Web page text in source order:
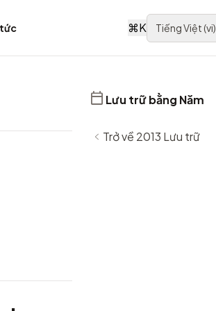
⌘K Tiếng Việt(vi)
Lưu trữ bằng Năm
Trở về 2013 Lưu trữ